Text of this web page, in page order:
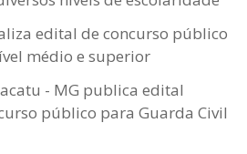
edital de concurso público
médio e superior
- MG publica edital
público para Guarda Civil